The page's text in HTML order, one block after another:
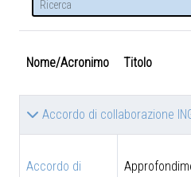
Nome/Acronimo Titolo
Accordo di collaborazione
Accordo di